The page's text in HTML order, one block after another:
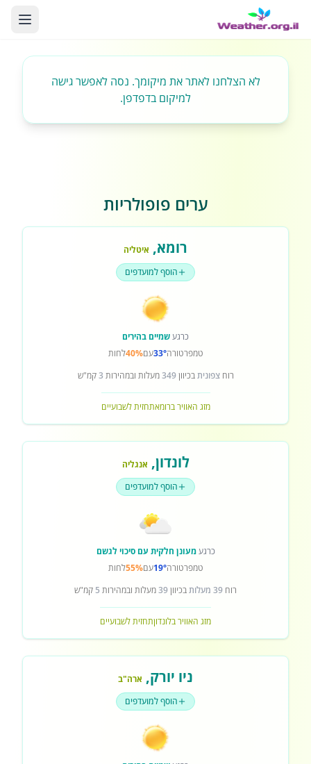
לא הצלחנו לאתר את מיקומך. נסה לאפשר גישה
למיקום בדפדפן.
ערים פופולריות
רומא, איטליה
הוסף למועדפים
כרגעשמיים בהירים
טמפרטורה33°עם40%לחות
רוחצפוניתבכיוון349מעלות ובמהירות 3קמ"ש
מזג האוויר ברומאתחזית לשבועיים
לונדון, אנגליה
הוסף למועדפים
כרגעמעונן חלקית עם סיכוי לגשם
טמפרטורה19°עם55%לחות
רוח 39 מעלות בכיוון39מעלות ובמהירות 5 קמ"ש
מזג האוויר בלונדוןתחזית לשבועיים
ניו יורק, ארה"ב
הוסף למועדפים